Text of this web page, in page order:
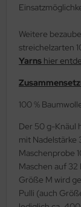
Weitere
streichelzarten
Yarns hier
100 %
Der 50 g-Knäul
mit Nadelstärke
Maschenprobe
Maschen auf
Größe M wird
Pulli (auch